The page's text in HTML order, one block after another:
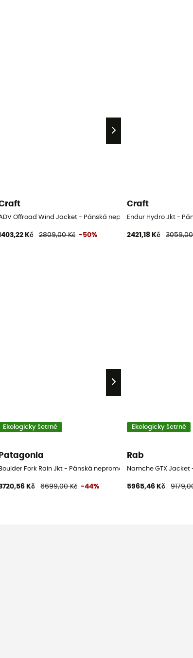
bunda
Offroad Wind Jacket - Pánská nepromokavá bunda
Kč 2809,00 Kč -50%
Craft
Endur Hydro Jkt -
2421,18 Kč
bunda
Ekologicky šetrné
Patagonia
Boulder Fork Rain Jkt - Pánská nepromokavá bunda
Kč 6699,00 Kč -44%
Ekologicky šetrné
Rab
Namche GTX
5965,46 Kč